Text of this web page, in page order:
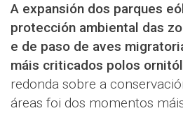
A expansión dos parques
protección ambiental das
e de paso de aves
máis criticados polos
redonda sobre a
áreas foi dos momentos